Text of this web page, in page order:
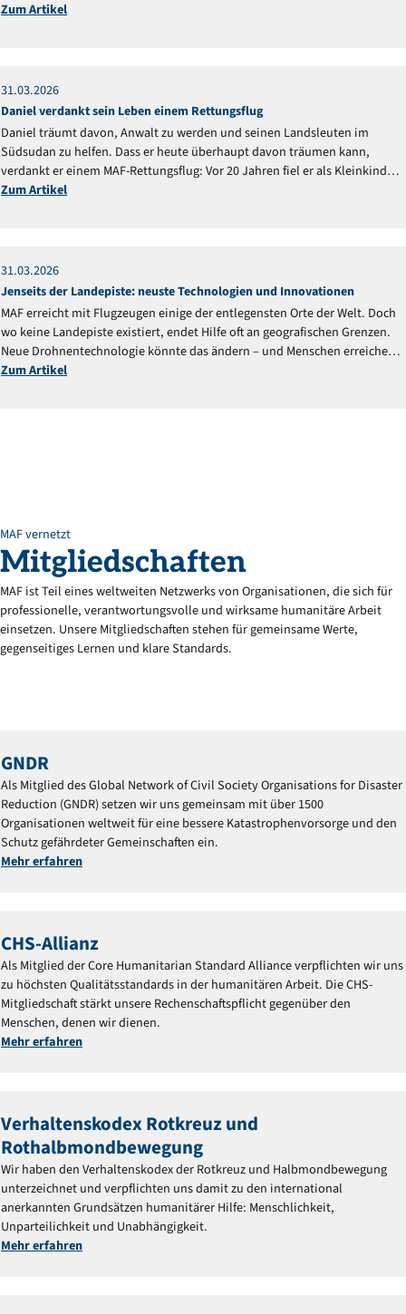
Zum Artikel
Reportage
31.03.2026
Daniel verdankt sein Leben einem Rettungsflug
Daniel träumt davon, Anwalt zu werden und seinen Landsleuten im
Südsudan zu helfen. Dass er heute überhaupt davon träumen kann,
verdankt er einem MAF-Rettungsflug: Vor 20 Jahren fiel er als Kleinkind
ins Feuer und schwebte in Lebensgefahr.
Zum Artikel
Reportage
31.03.2026
Jenseits der Landepiste: neuste Technologien und Innovationen
MAF erreicht mit Flugzeugen einige der entlegensten Orte der Welt. Doch
wo keine Landepiste existiert, endet Hilfe oft an geografischen Grenzen.
Neue Drohnentechnologie könnte das ändern – und Menschen erreichen,
die bisher abgeschnitten blieben.
Zum Artikel
MAF vernetzt
Mitgliedschaften
MAF ist Teil eines weltweiten Netzwerks von Organisationen, die sich für
professionelle, verantwortungsvolle und wirksame humanitäre Arbeit
einsetzen. Unsere Mitgliedschaften stehen für gemeinsame Werte,
gegenseitiges Lernen und klare Standards.
GNDR
Als Mitglied des Global Network of Civil Society Organisations for Disaster
Reduction (GNDR) setzen wir uns gemeinsam mit über 1500
Organisationen weltweit für eine bessere Katastrophenvorsorge und den
Schutz gefährdeter Gemeinschaften ein.
Mehr erfahren
CHS-Allianz
Als Mitglied der Core Humanitarian Standard Alliance verpflichten wir uns
zu höchsten Qualitätsstandards in der humanitären Arbeit. Die CHS-
Mitgliedschaft stärkt unsere Rechenschaftspflicht gegenüber den
Menschen, denen wir dienen.
Mehr erfahren
Verhaltenskodex Rotkreuz und
Rothalbmondbewegung
Wir haben den Verhaltenskodex der Rotkreuz und Halbmondbewegung
unterzeichnet und verpflichten uns damit zu den international
anerkannten Grundsätzen humanitärer Hilfe: Menschlichkeit,
Unparteilichkeit und Unabhängigkeit.
Mehr erfahren